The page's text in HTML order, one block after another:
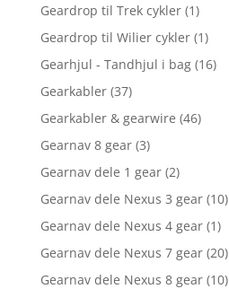
Geardrop til Trek cykler (1)
Geardrop til Wilier cykler (1)
Gearhjul - Tandhjul i bag (16)
Gearkabler (37)
Gearkabler & gearwire (46)
Gearnav 8 gear (3)
Gearnav dele 1 gear (2)
Gearnav dele Nexus 3 gear (10)
Gearnav dele Nexus 4 gear (1)
Gearnav dele Nexus 7 gear (20)
Gearnav dele Nexus 8 gear (10)